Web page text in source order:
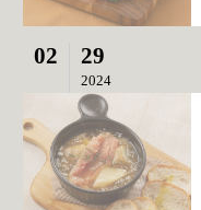
02 29
2024